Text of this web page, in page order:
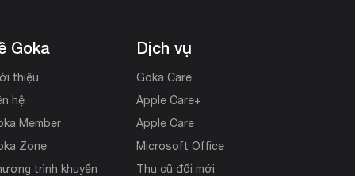
Goka
thiệu
hệ
Member
Zone
trình khuyến
Dịch vụ
Goka Care
Apple Care+
Apple Care
Microsoft Office
Thu cũ đổi mới